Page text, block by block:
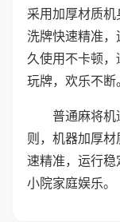
采用加厚材质机
洗牌快速精准
久使用不卡顿
玩牌，欢乐不断。
普通麻将机
则，机器加厚
速精准，运行
小院家庭娱乐。